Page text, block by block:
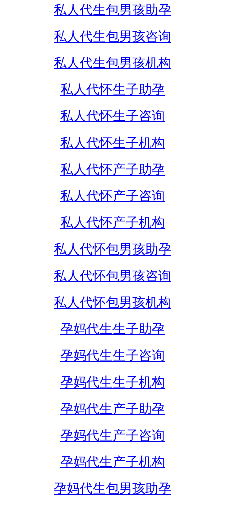
私人代生包男孩助孕
私人代生包男孩咨询
私人代生包男孩机构
私人代怀生子助孕
私人代怀生子咨询
私人代怀生子机构
私人代怀产子助孕
私人代怀产子咨询
私人代怀产子机构
私人代怀包男孩助孕
私人代怀包男孩咨询
私人代怀包男孩机构
孕妈代生生子助孕
孕妈代生生子咨询
孕妈代生生子机构
孕妈代生产子助孕
孕妈代生产子咨询
孕妈代生产子机构
孕妈代生包男孩助孕